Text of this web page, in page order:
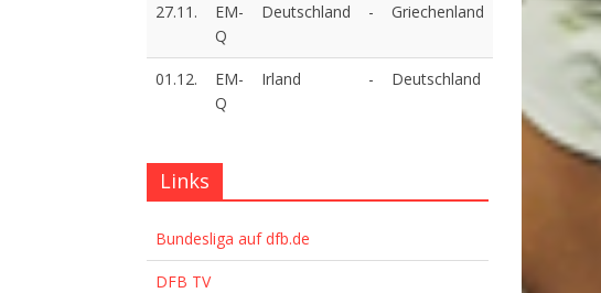
27.11.
EM-
Q
Deutschland - Griechenland
01.12.
EM-
Q
Irland - Deutschland
Links
Bundesliga auf dfb.de
DFB TV